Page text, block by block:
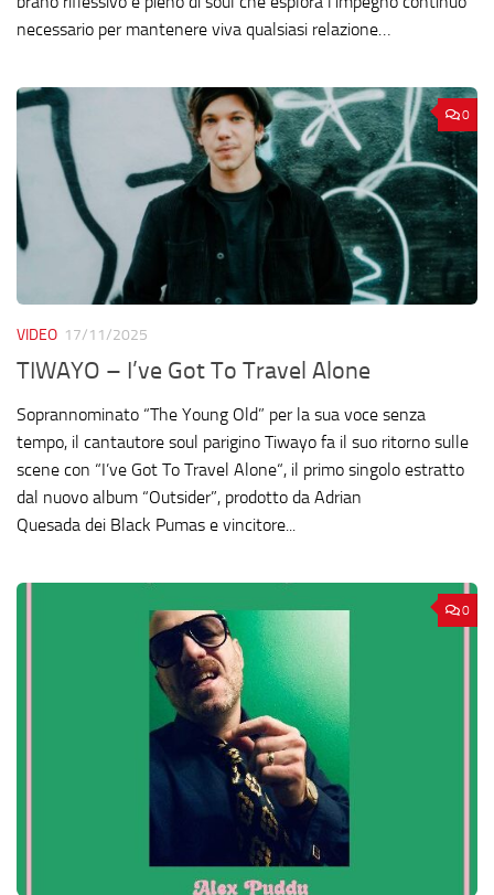
necessario per mantenere viva qualsiasi relazione…
0
VIDEO 17/11/2025
TIWAYO – I’ve Got To Travel Alone
Soprannominato “The Young Old” per la sua voce senza
tempo, il cantautore soul parigino Tiwayo fa il suo ritorno sulle
scene con “I’ve Got To Travel Alone“, il primo singolo estratto
dal nuovo album “Outsider”, prodotto da Adrian
Quesada dei Black Pumas e vincitore...
0